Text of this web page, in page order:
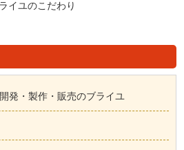
イユのこだわり
発・製作・販売のブライユ